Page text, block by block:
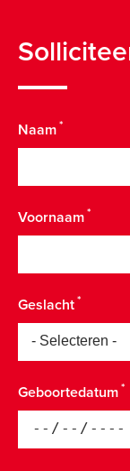
Naam
Voornaam
Geslacht
Geboortedatum